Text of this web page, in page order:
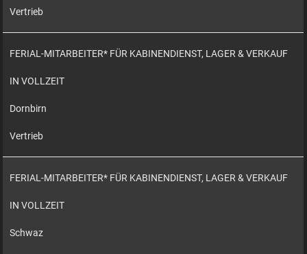
Vertrieb
FERIAL-MITARBEITER* FÜR KABINENDIENST, LAGER & VERKAUF
IN VOLLZEIT
Dornbirn
Vertrieb
FERIAL-MITARBEITER* FÜR KABINENDIENST, LAGER & VERKAUF
IN VOLLZEIT
Schwaz